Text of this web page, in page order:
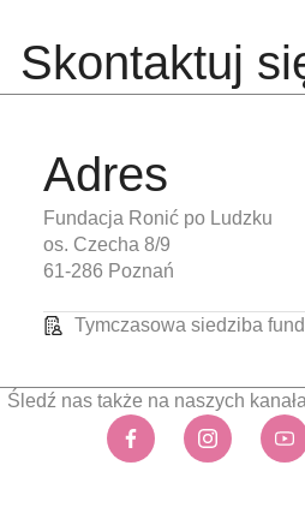
Skontaktuj
Adres
Fundacja Ronić po Ludzku
os. Czecha 8/9
61-286 Poznań
Tymczasowa siedziba
Śledź nas także na naszych